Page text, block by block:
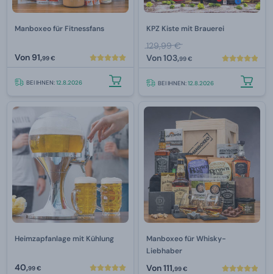
Manboxeo für Fitnessfans
Von 91,99 €
BEI IHNEN:12.8.2026
KPZ Kiste mit Brauerei
129,99 €
Von103,99 €
BEI IHNEN:12.8.2026
Heimzapfanlage mit Kühlung
40,99 €
Manboxeo für Whisky-
Liebhaber
Von111,99 €